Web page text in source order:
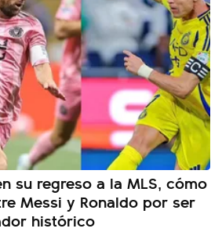
su regreso a la MLS, cómo
Messi y Ronaldo por ser
histórico